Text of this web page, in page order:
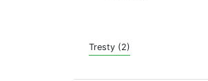
Tresty (2)